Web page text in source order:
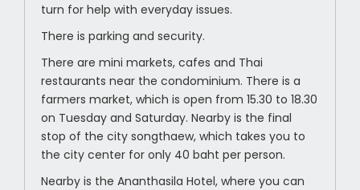
turn for help with everyday issues.
There is parking and security.
There are mini markets, cafes and Thai
restaurants near the condominium. There is a
farmers market, which is open from 15.30 to 18.30
on Tuesday and Saturday. Nearby is the final
stop of the city songthaew, which takes you to
the city center for only 40 baht per person.
Nearby is the Ananthasila Hotel, where you can